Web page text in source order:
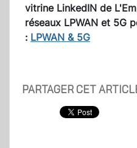
vitrine LinkedIN de
réseaux LPWAN et 5G
: LPWAN & 5G
PARTAGER CET